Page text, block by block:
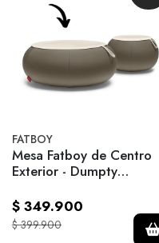
FATBOY
Mesa Fatboy de Centro
Exterior - Dumpty
$ 349.900
$ 399.900